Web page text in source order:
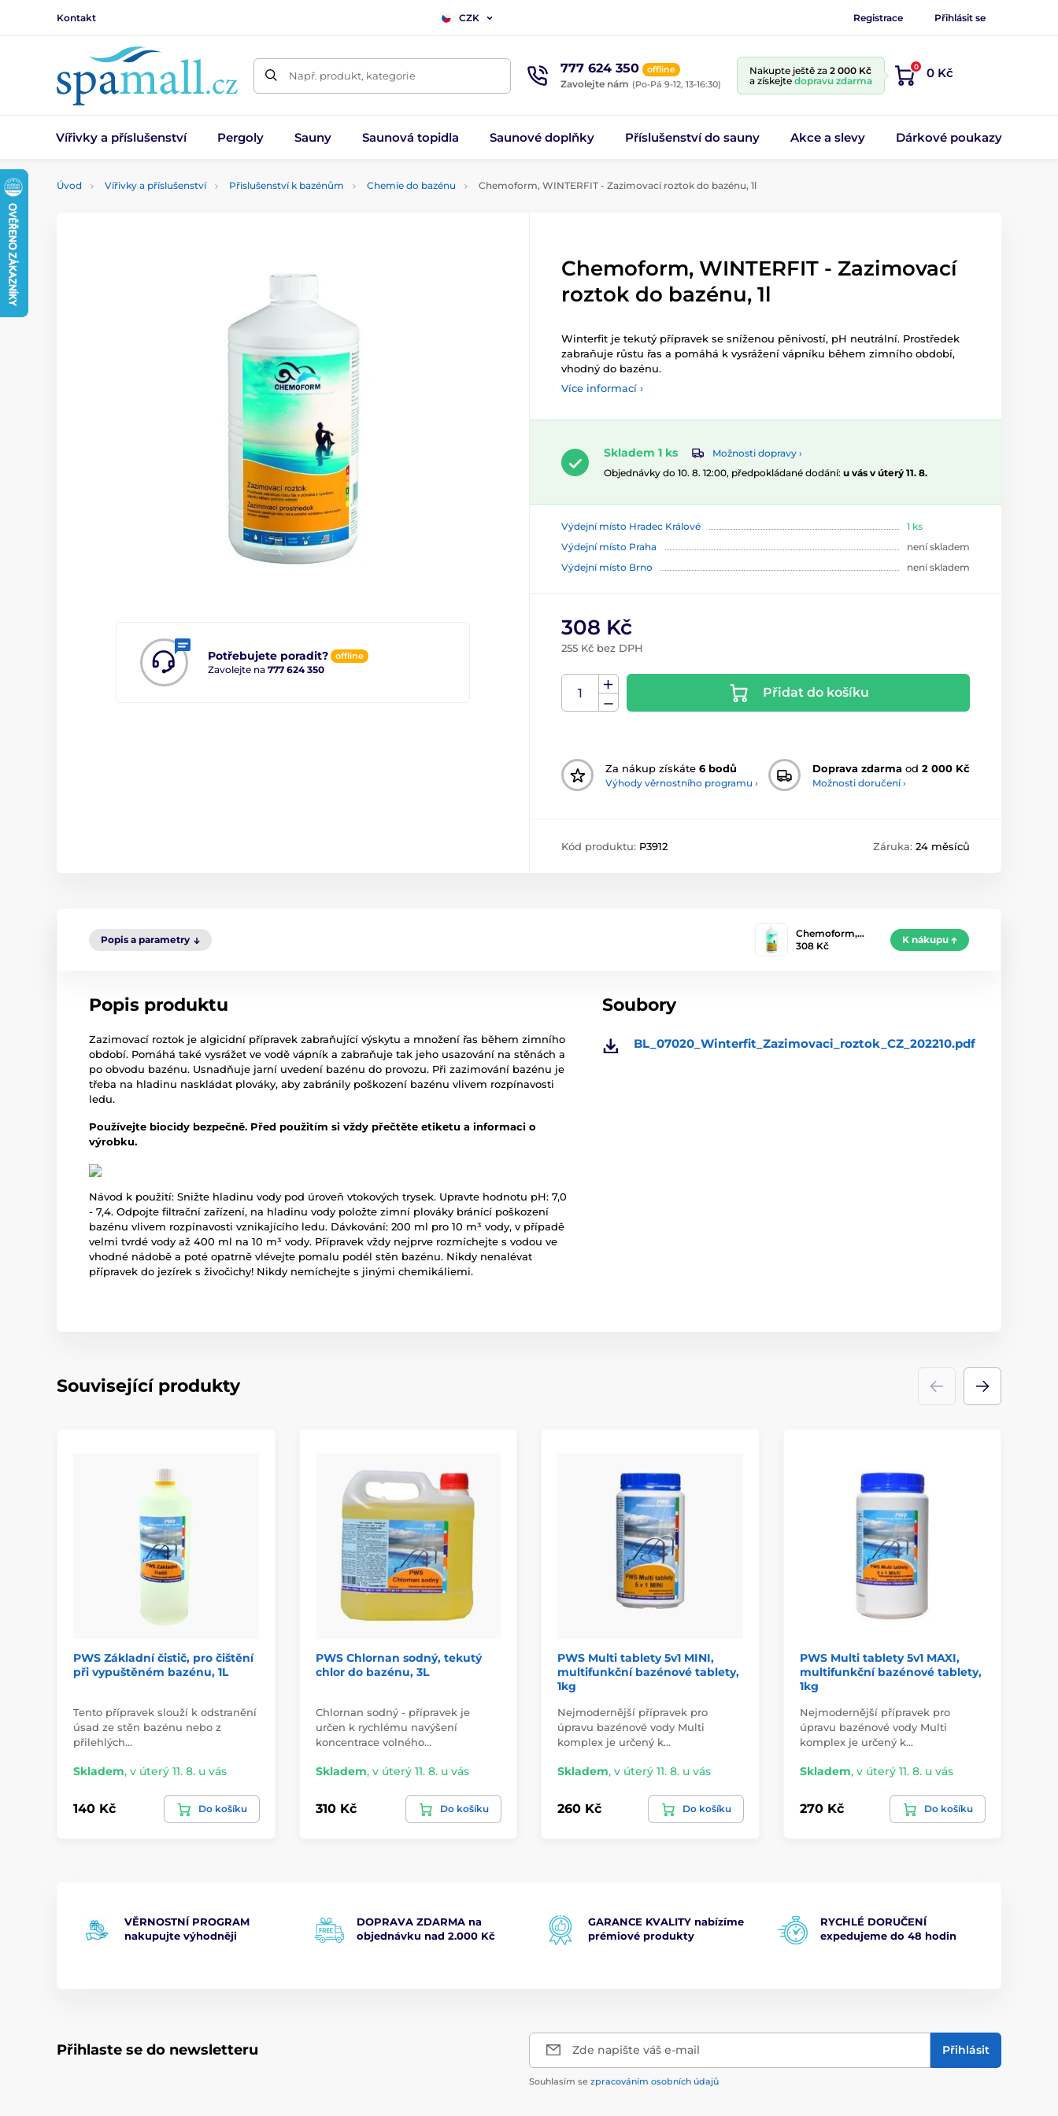
Kontakt CZK Registrace Přihlásit se
Např. produkt, kategorie 777 624 350 offline
Zavolejte nám (Po-Pá 9-12, 13-16:30)
Nakupte ještě za 2 000 Kč
a získejte dopravu zdarma
0 0 Kč
Vířivky a příslušenství Pergoly Sauny Saunová topidla Saunové doplňky Příslušenství do sauny Akce a slevy Dárkové poukazy
Úvod Vířivky a příslušenství Přislušenství k bazénům Chemie do bazénu Chemoform, WINTERFIT - Zazimovací roztok do bazénu, 1l
Potřebujete poradit? offline
Zavolejte na 777 624 350
Chemoform, WINTERFIT - Zazimovací
roztok do bazénu, 1l
Winterfit je tekutý přípravek se sníženou pěnivostí, pH neutrální. Prostředek
zabraňuje růstu řas a pomáhá k vysrážení vápníku během zimního období,
vhodný do bazénu.
Více informací ›
Skladem 1 ks
Možnosti dopravy ›
Objednávky do 10. 8. 12:00, předpokládané dodání: u vás v úterý 11. 8.
Výdejní místo Hradec Králové
1 ks
Výdejní místo Praha
není skladem
Výdejní místo Brno
není skladem
308 Kč
255 Kč bez DPH
Přidat do košíku
Za nákup získáte 6 bodů
Výhody věrnostního programu ›
Doprava zdarma od 2 000 Kč
Možnosti doručení ›
Kód produktu: P3912 Záruka: 24 měsíců
Popis a parametry
Chemoform,…
308 Kč
K nákupu
Popis produktu
Zazimovací roztok je algicidní přípravek zabraňující výskytu a množení řas během zimního
období. Pomáhá také vysrážet ve vodě vápník a zabraňuje tak jeho usazování na stěnách a
po obvodu bazénu. Usnadňuje jarní uvedení bazénu do provozu. Při zazimování bazénu je
třeba na hladinu naskládat plováky, aby zabránily poškození bazénu vlivem rozpínavosti
ledu.
Používejte biocidy bezpečně. Před použitím si vždy přečtěte etiketu a informaci o
výrobku.
Návod k použití: Snižte hladinu vody pod úroveň vtokových trysek. Upravte hodnotu pH: 7,0
- 7,4. Odpojte filtrační zařízení, na hladinu vody položte zimní plováky bránící poškození
bazénu vlivem rozpínavosti vznikajícího ledu. Dávkování: 200 ml pro 10 m³ vody, v případě
velmi tvrdé vody až 400 ml na 10 m³ vody. Přípravek vždy nejprve rozmíchejte s vodou ve
vhodné nádobě a poté opatrně vlévejte pomalu podél stěn bazénu. Nikdy nenalévat
přípravek do jezírek s živočichy! Nikdy nemíchejte s jinými chemikáliemi.
Soubory
BL_07020_Winterfit_Zazimovaci_roztok_CZ_202210.pdf
Související produkty
PWS Základní čistič, pro čištění
při vypuštěném bazénu, 1L
Tento přípravek slouží k odstranění
úsad ze stěn bazénu nebo z
přilehlých…
Skladem, v úterý 11. 8. u vás
140 Kč Do košíku
PWS Chlornan sodný, tekutý
chlor do bazénu, 3L
Chlornan sodný - přípravek je
určen k rychlému navýšení
koncentrace volného…
Skladem, v úterý 11. 8. u vás
310 Kč Do košíku
PWS Multi tablety 5v1 MINI,
multifunkční bazénové tablety,
1kg
Nejmodernější přípravek pro
úpravu bazénové vody Multi
komplex je určený k…
Skladem, v úterý 11. 8. u vás
260 Kč Do košíku
PWS Multi tablety 5v1 MAXI,
multifunkční bazénové tablety,
1kg
Nejmodernější přípravek pro
úpravu bazénové vody Multi
komplex je určený k…
Skladem, v úterý 11. 8. u vás
270 Kč Do košíku
VĚRNOSTNÍ PROGRAM
nakupujte výhodněji
DOPRAVA ZDARMA na
objednávku nad 2.000 Kč
GARANCE KVALITY nabízíme
prémiové produkty
RYCHLÉ DORUČENÍ
expedujeme do 48 hodin
Přihlaste se do newsletteru Zde napište váš e-mail Přihlásit
Souhlasím se zpracováním osobních údajů